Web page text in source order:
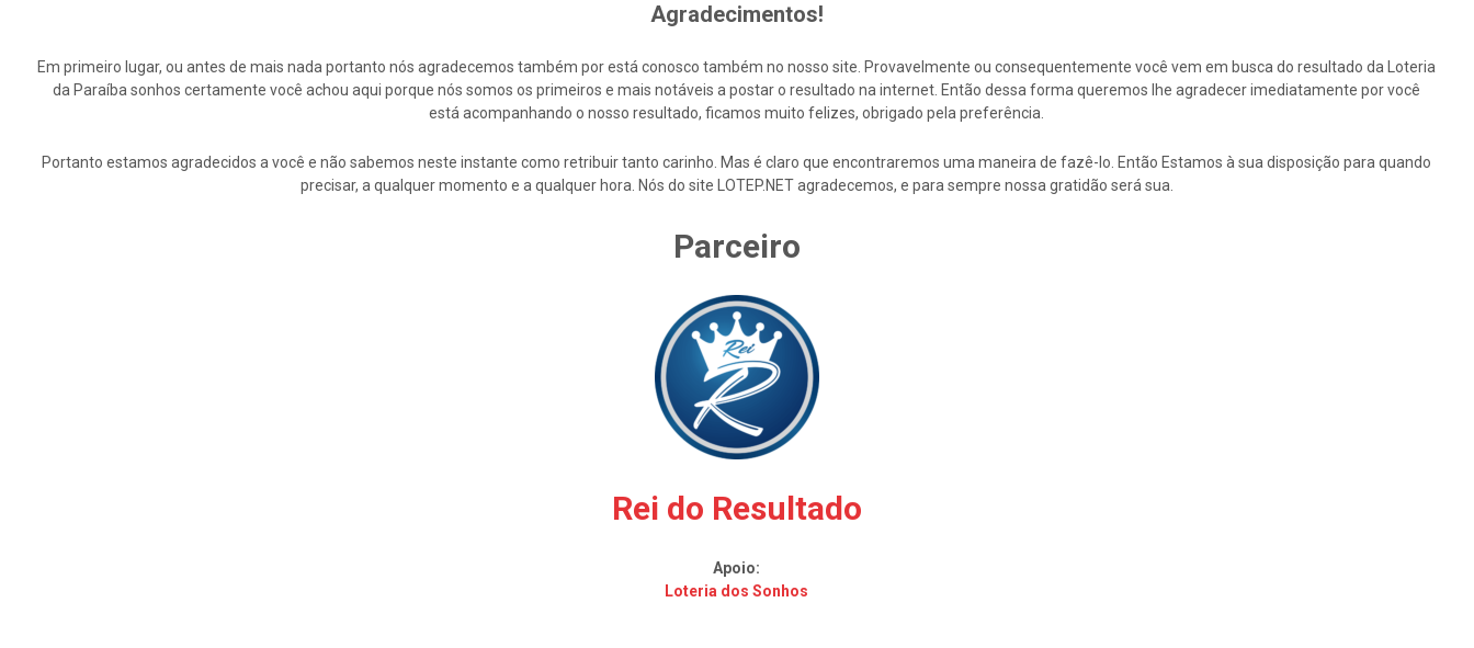
Agradecimentos!
Em primeiro lugar, ou antes de mais nada portanto nós agradecemos também por está conosco também no nosso site. Provavelmente ou consequentemente você vem em busca do resultado da Loteria
da Paraíba sonhos certamente você achou aqui porque nós somos os primeiros e mais notáveis a postar o resultado na internet. Então dessa forma queremos lhe agradecer imediatamente por você
está acompanhando o nosso resultado, ficamos muito felizes, obrigado pela preferência.
Portanto estamos agradecidos a você e não sabemos neste instante como retribuir tanto carinho. Mas é claro que encontraremos uma maneira de fazê-lo. Então Estamos à sua disposição para quando
precisar, a qualquer momento e a qualquer hora. Nós do site LOTEP.NET agradecemos, e para sempre nossa gratidão será sua.
Parceiro
Rei do Resultado
Apoio:
Loteria dos Sonhos